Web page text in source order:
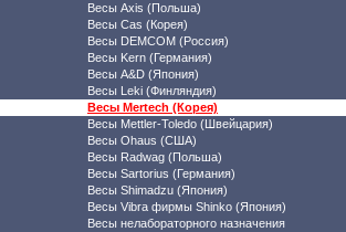
Весы Axis (Польша)
Весы Cas (Корея)
Весы DEMCOM (Россия)
Весы Kern (Германия)
Весы A&D (Япония)
Весы Leki (Финляндия)
Весы Mertech (Корея)
Весы Mettler-Toledo (Швейцария)
Весы Ohaus (США)
Весы Radwag (Польша)
Весы Sartorius (Германия)
Весы Shimadzu (Япония)
Весы Vibra фирмы Shinko (Япония)
Весы нелабораторного назначения